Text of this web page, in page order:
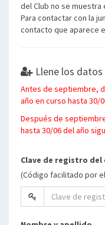
del Club no se
Para contactar con la
contacto que aparece
Llene los
Antes de septiembre,
año en curso hasta 30/
Después de
hasta 30/06 del año
Clave de registro del
(Código facilitado por